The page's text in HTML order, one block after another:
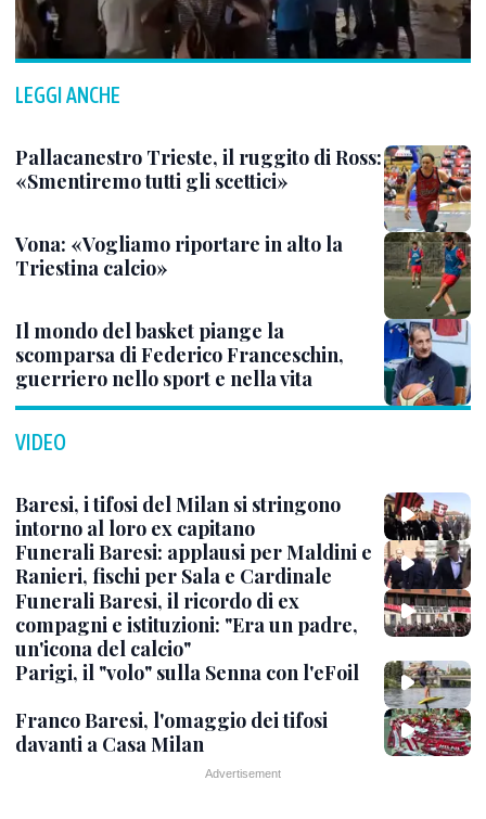
LEGGI ANCHE
Pallacanestro Trieste, il ruggito di Ross:
«Smentiremo tutti gli scettici»
Vona: «Vogliamo riportare in alto la
Triestina calcio»
Il mondo del basket piange la
scomparsa di Federico Franceschin,
guerriero nello sport e nella vita
VIDEO
Baresi, i tifosi del Milan si stringono
intorno al loro ex capitano
Funerali Baresi: applausi per Maldini e
Ranieri, fischi per Sala e Cardinale
Funerali Baresi, il ricordo di ex
compagni e istituzioni: "Era un padre,
un'icona del calcio"
Parigi, il "volo" sulla Senna con l'eFoil
Franco Baresi, l'omaggio dei tifosi
davanti a Casa Milan